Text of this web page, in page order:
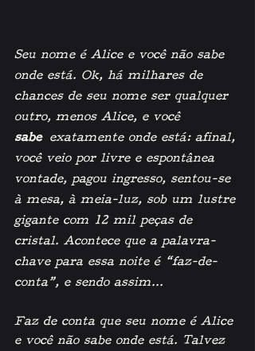
Seu nome é Alice e você não sabe
onde está. Ok, há milhares de
chances de seu nome ser qualquer
outro, menos Alice, e você
sabe exatamente onde está: afinal,
você veio por livre e espontânea
vontade, pagou ingresso, sentou-se
à mesa, à meia-luz, sob um lustre
gigante com 12 mil peças de
cristal. Acontece que a palavra-
chave para essa noite é “faz-de-
conta”, e sendo assim...
Faz de conta que seu nome é Alice
e você não sabe onde está. Talvez